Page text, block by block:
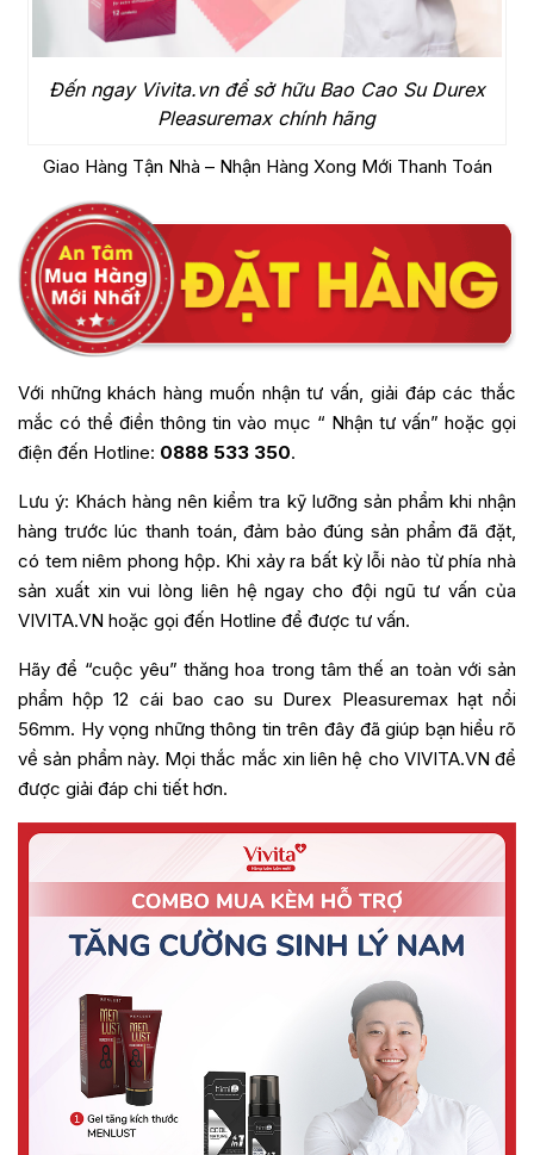
Đến ngay Vivita.vn để sở hữu Bao Cao Su Durex
Pleasuremax chính hãng
Giao Hàng Tận Nhà – Nhận Hàng Xong Mới Thanh Toán
Với những khách hàng muốn nhận tư vấn, giải đáp các thắc
mắc có thể điền thông tin vào mục “ Nhận tư vấn” hoặc gọi
điện đến Hotline: 0888 533 350.
Lưu ý: Khách hàng nên kiểm tra kỹ lưỡng sản phẩm khi nhận
hàng trước lúc thanh toán, đảm bảo đúng sản phẩm đã đặt,
có tem niêm phong hộp. Khi xảy ra bất kỳ lỗi nào từ phía nhà
sản xuất xin vui lòng liên hệ ngay cho đội ngũ tư vấn của
VIVITA.VN hoặc gọi đến Hotline để được tư vấn.
Hãy để “cuộc yêu” thăng hoa trong tâm thế an toàn với sản
phẩm hộp 12 cái bao cao su Durex Pleasuremax hạt nổi
56mm. Hy vọng những thông tin trên đây đã giúp bạn hiểu rõ
về sản phẩm này. Mọi thắc mắc xin liên hệ cho VIVITA.VN để
được giải đáp chi tiết hơn.